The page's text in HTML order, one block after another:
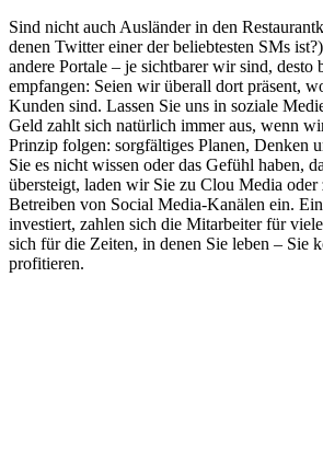
Sind nicht auch Ausländer in den
denen Twitter einer der beliebtesten SMs
andere Portale – je sichtbarer wir sind, desto
empfangen: Seien wir überall dort präsent,
Kunden sind. Lassen Sie uns in soziale
Geld zahlt sich natürlich immer aus, wenn
Prinzip folgen: sorgfältiges Planen, Denken
Sie es nicht wissen oder das Gefühl haben,
übersteigt, laden wir Sie zu Clou Media oder
Betreiben von Social Media-Kanälen ein.
investiert, zahlen sich die Mitarbeiter für
sich für die Zeiten, in denen Sie leben – Sie
profitieren.